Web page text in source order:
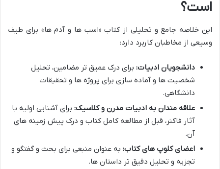
است؟
این خلاصه جامع و تحلیلی از کتاب «اسب ها و آدم ها» برای طیف
وسیعی از مخاطبان کاربرد دارد:
دانشجویان ادبیات: برای درک عمیق تر مضامین، تحلیل
شخصیت ها و آماده سازی برای پروژه ها و تحقیقات
دانشگاهی.
علاقه مندان به ادبیات مدرن و کلاسیک: برای آشنایی اولیه با
آثار فاکنر، قبل از مطالعه کامل کتاب و درک پیش زمینه های
آن.
اعضای کلوپ های کتاب: به عنوان منبعی برای بحث و گفتگو و
تجزیه و تحلیل دقیق تر داستان ها.